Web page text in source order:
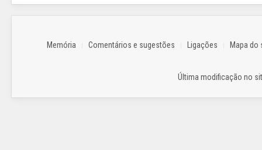
Memória Comentários e sugestões Ligações Mapa do
Última modificação no